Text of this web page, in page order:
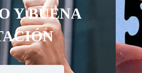
los productos